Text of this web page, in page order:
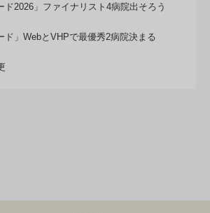
ド2026」ファイナリスト4病院出そろう
ド」WebとVHPで最優秀2病院決まる